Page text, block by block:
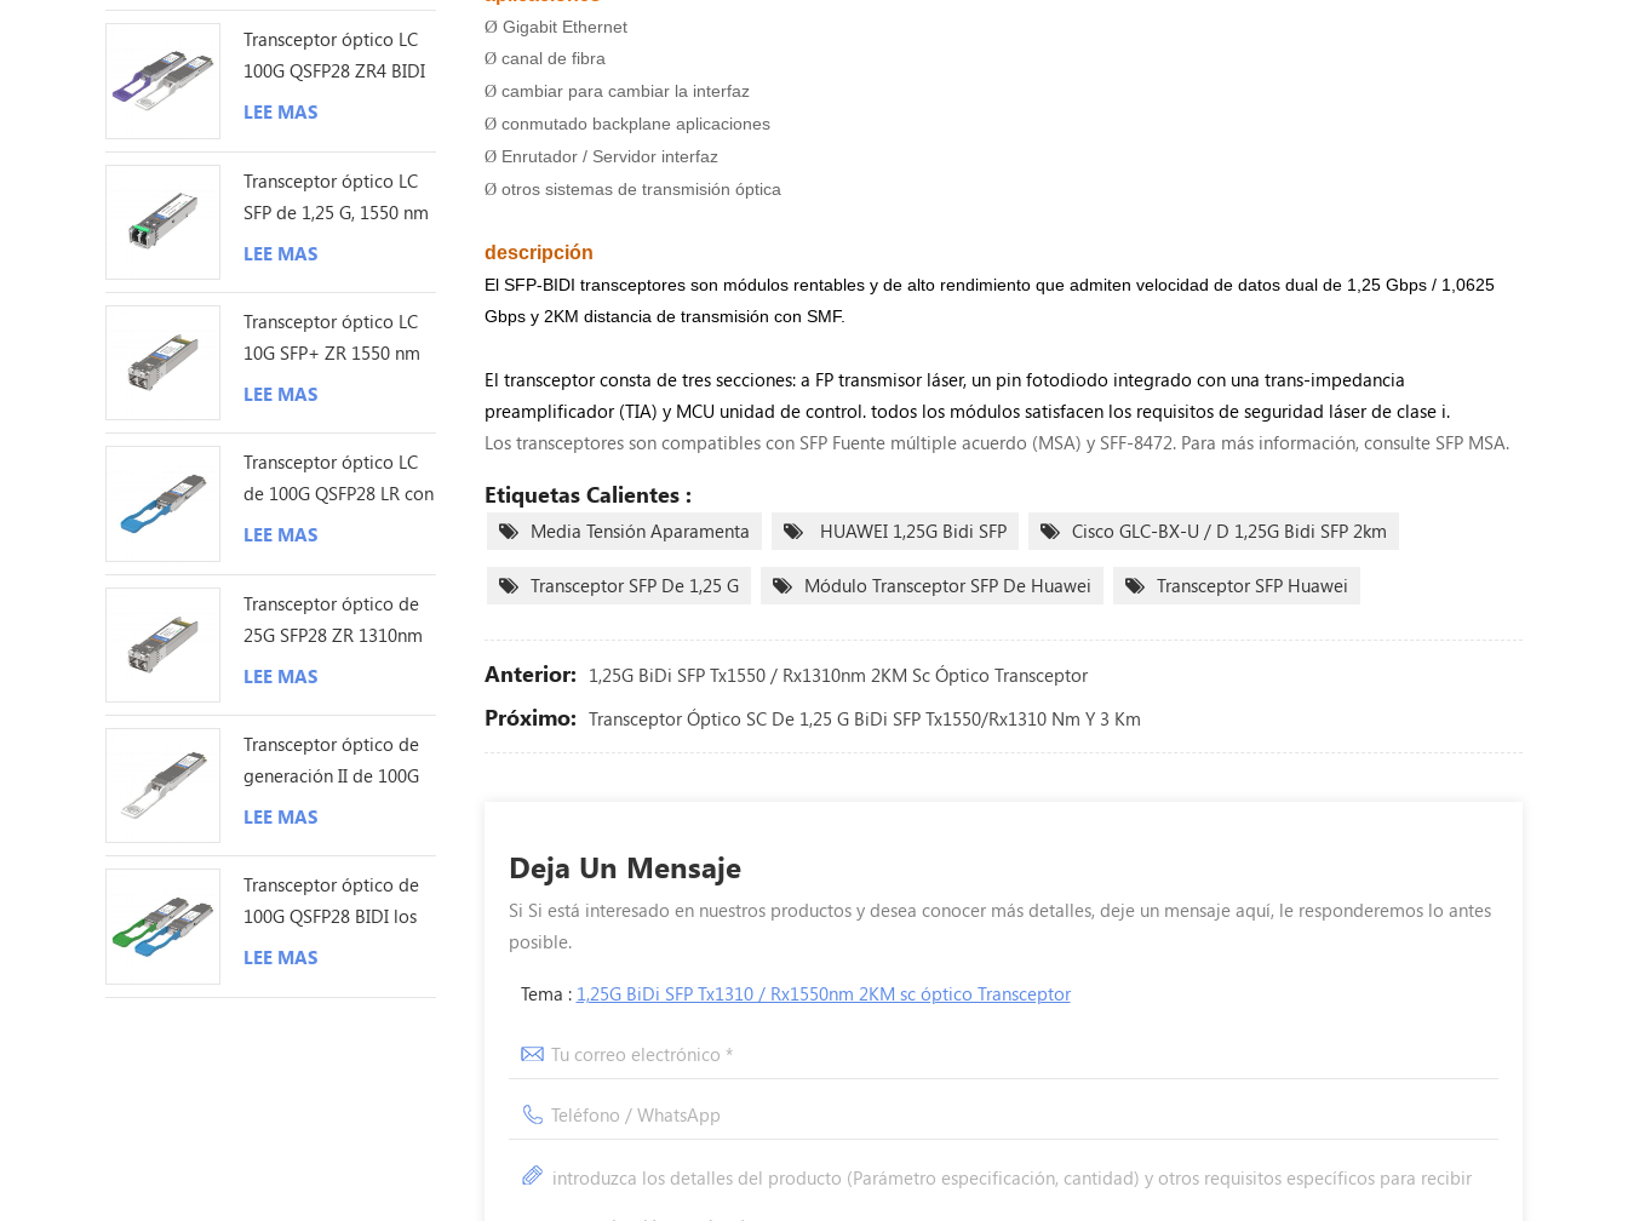
Ø Gigabit Ethernet
Ø canal de fibra
Ø cambiar para cambiar la interfaz
Ø conmutado backplane aplicaciones
Ø Enrutador / Servidor interfaz
Ø otros sistemas de transmisión óptica
descripción
El SFP-BIDI transceptores son módulos rentables y de alto rendimiento que admiten velocidad de datos dual de1,25 Gbps / 1,0625
Gbps y 2KM distancia de transmisión con SMF.
El transceptor consta de tres secciones: a FP transmisor láser, un pin fotodiodo integrado con una trans-impedancia
preamplificador (TIA) y MCU unidad de control. todos los módulos satisfacen los requisitos de seguridad láser de clase i.
Los transceptores son compatibles con SFP Fuente múltiple acuerdo (MSA) y SFF-8472. Para más información, consulte SFP MSA.
Etiquetas Calientes :
Media Tensión Aparamenta HUAWEI 1,25G Bidi SFP Cisco GLC-BX-U / D 1,25G Bidi SFP 2km
Transceptor SFP De 1,25 G Módulo Transceptor SFP De Huawei Transceptor SFP Huawei
Anterior: 1,25G BiDi SFP Tx1550 / Rx1310nm 2KM Sc Óptico Transceptor
Próximo: Transceptor Óptico SC De 1,25 G BiDi SFP Tx1550/Rx1310 Nm Y 3 Km
Deja Un Mensaje
Si Si está interesado en nuestros productos y desea conocer más detalles, deje un mensaje aquí, le responderemos lo antes
posible.
Tema : 1,25G BiDi SFP Tx1310 / Rx1550nm 2KM sc óptico Transceptor
Transceptor óptico LC
100G QSFP28 ZR4 BIDI
80KM
LEE MAS
Transceptor óptico LC
SFP de 1,25 G, 1550 nm
y 200 km
LEE MAS
Transceptor óptico LC
10G SFP+ ZR 1550 nm
120 km
LEE MAS
Transceptor óptico LC
de 100G QSFP28 LR con
sonda Lambda única de
LEE MAS
Transceptor óptico de
25G SFP28 ZR 1310nm
los 80KM LC
LEE MAS
Transceptor óptico de
generación II de 100G
QSFP28 ZR4 80KM LC
LEE MAS
Transceptor óptico de
100G QSFP28 BIDI los
40KM LC
LEE MAS